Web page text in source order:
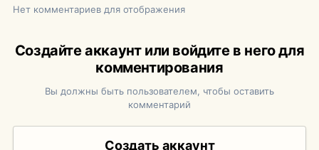
Нет комментариев для отображения
Создайте аккаунт или войдите в него для
комментирования
Вы должны быть пользователем, чтобы оставить
комментарий
Создать аккаунт